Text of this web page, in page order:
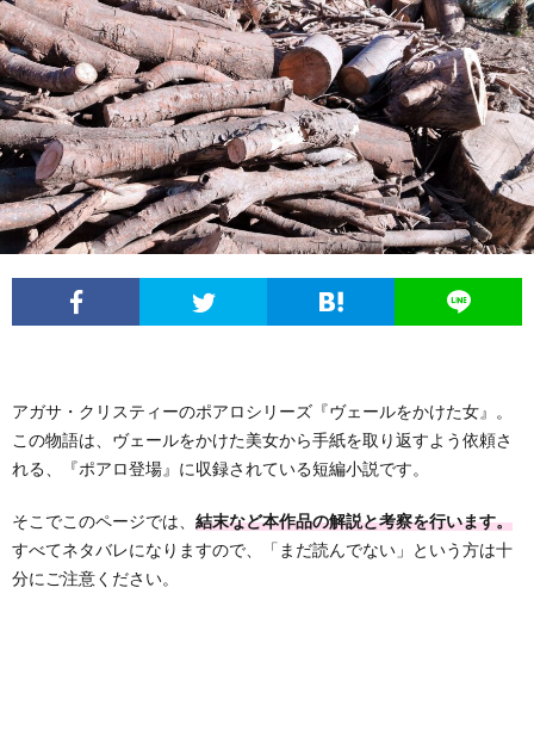
書
プ
ロ
フ
ィ
お
問
い
せ
アガサ・クリスティーのポアロシリーズ『ヴェールをかけた女』。
この物語は、ヴェールをかけた美女から手紙を取り返すよう依頼さ
れる、『ポアロ登場』に収録されている短編小説です。
そこでこのページでは、 結末など本作品の解説と考察を行います。
すべてネタバレになりますので、「まだ読んでない」という方は十
分にご注意ください。